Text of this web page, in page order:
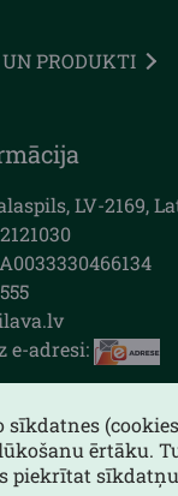
PRODUKTI
LV-2169,
e-adresi:
sīkdatnes
ērtāku.
piekrītat